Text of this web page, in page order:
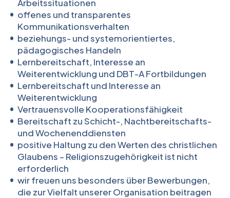
Arbeitssituationen
offenes und transparentes
Kommunikationsverhalten
beziehungs- und systemorientiertes,
pädagogisches Handeln
Lernbereitschaft, Interesse an
Weiterentwicklung und DBT-A Fortbildungen
Lernbereitschaft und Interesse an
Weiterentwicklung
Vertrauensvolle Kooperationsfähigkeit
Bereitschaft zu Schicht-, Nachtbereitschafts-
und Wochenenddiensten
positive Haltung zu den Werten des christlichen
Glaubens – Religionszugehörigkeit ist nicht
erforderlich
wir freuen uns besonders über Bewerbungen,
die zur Vielfalt unserer Organisation beitragen